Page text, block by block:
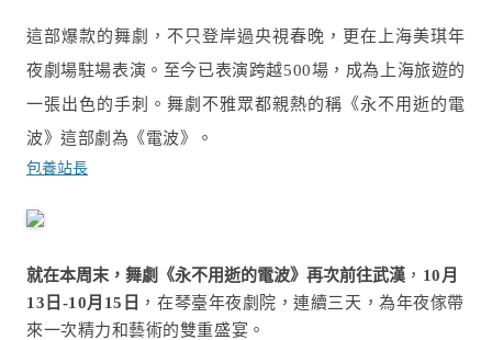
這部爆款的舞劇，不只登岸過央視春晚，更在上海美琪年
夜劇場駐場表演。至今已表演跨越500場，成為上海旅遊的
一張出色的手刺。舞劇不雅眾都親熱的稱《永不用逝的電
波》這部劇為《電波》。
包養站長
就在本周末，舞劇《永不用逝的電波》再次前往武漢 ， 10 月
13 日 -10月 15日 ，在琴臺年夜劇院，連續三天，為年夜傢帶
來一次精力和藝術的雙重盛宴。